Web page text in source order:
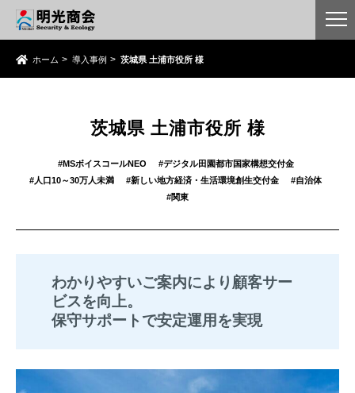
ホーム 導入事例 茨城県 土浦市役所 様
茨城県 土浦市役所 様
MSボイスコールNEO
デジタル田園都市国家構想交付金
人口10～30万人未満
新しい地方経済・生活環境創生交付金
自治体
関東
わかりやすいご案内により顧客サー
ビスを向上。
保守サポートで安定運用を実現